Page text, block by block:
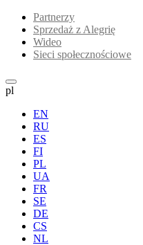
Partnerzy
Sprzedaż z Alegrię
Wideo
Sieci społecznościowe
pl
EN
RU
ES
FI
PL
UA
FR
SE
DE
CS
NL